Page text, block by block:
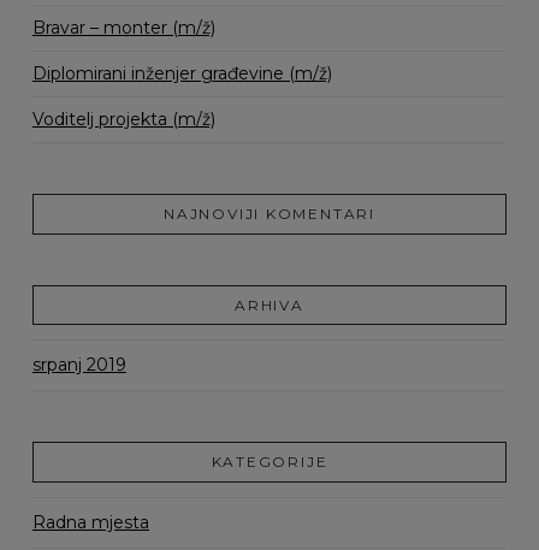
Bravar – monter (m/ž)
Diplomirani inženjer građevine (m/ž)
Voditelj projekta (m/ž)
NAJNOVIJI KOMENTARI
ARHIVA
srpanj 2019
KATEGORIJE
Radna mjesta